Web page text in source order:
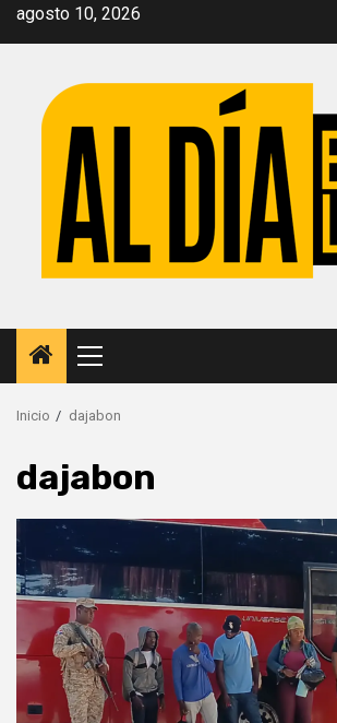
Saltar
agosto 10, 2026
Menú
principal
Inicio dajabon
dajabon